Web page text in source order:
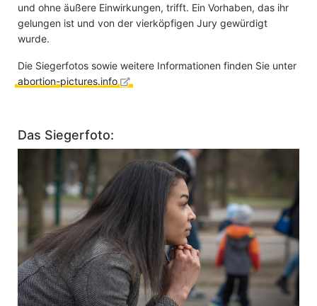
und ohne äußere Einwirkungen, trifft. Ein Vorhaben, das ihr
gelungen ist und von der vierköpfigen Jury gewürdigt
wurde.
Die Siegerfotos sowie weitere Informationen finden Sie unter
abortion-pictures.info
Das Siegerfoto: